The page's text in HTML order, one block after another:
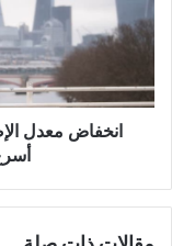
بكورونا
في
بشكل
أسرع
انخفاض معدل